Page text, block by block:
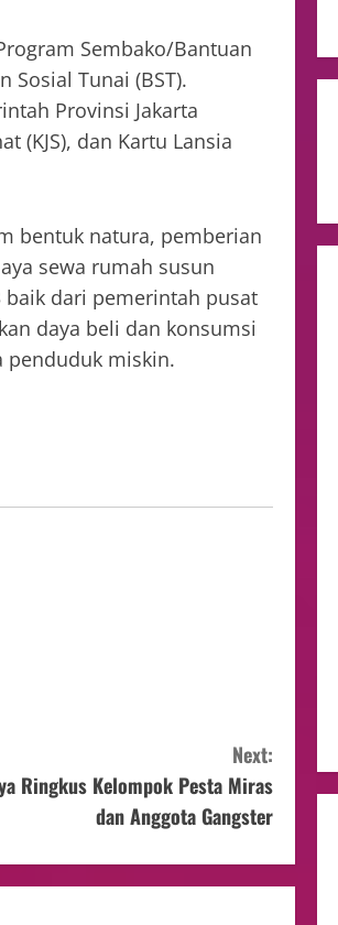
Sembako/Bantuan
Sosial Tunai (BST).
Provinsi Jakarta
(KJS), dan Kartu Lansia
bentuk natura, pemberian
sewa rumah susun
baik dari pemerintah pusat
daya beli dan konsumsi
penduduk miskin.
Next:
Ringkus Kelompok Pesta Miras
dan Anggota Gangster